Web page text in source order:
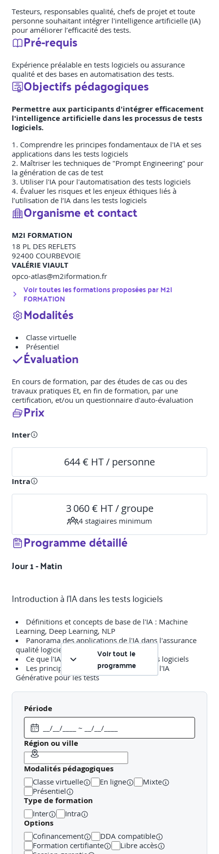
Testeurs, responsables qualité, chefs de projet et toute
personne souhaitant intégrer l'intelligence artificielle (IA)
pour améliorer l’efficacité des tests.
Pré-requis
Expérience préalable en tests logiciels ou assurance
qualité et des bases en automatisation des tests.
Objectifs pédagogiques
Permettre aux participants d'intégrer efficacement
l'intelligence artificielle dans les processus de tests
logiciels.
1. Comprendre les principes fondamentaux de l'IA et ses
applications dans les tests logiciels
2. Maîtriser les techniques de "Prompt Engineering" pour
la génération de cas de test
3. Utiliser l'IA pour l'automatisation des tests logiciels
4. Évaluer les risques et les enjeux éthiques liés à
l’utilisation de l’IA dans les tests logiciels
Organisme et contact
M2I FORMATION
18 PL DES REFLETS
92400 COURBEVOIE
VALÉRIE VIAULT
opco-atlas@m2iformation.fr
Voir toutes les formations proposées parM2I
FORMATION
Modalités
Classe virtuelle
Présentiel
Évaluation
En cours de formation, par des études de cas ou des
travaux pratiques Et, en fin de formation, par une
certification, et/ou un questionnaire d'auto-évaluation
Prix
Inter
644 € HT / personne
Intra
3 060 € HT / groupe
4 stagiaires minimum
Programme détaillé
Jour 1 - Matin
Introduction à l'IA dans les tests logiciels
Définitions et concepts de base de l'IA : Machine
Learning, Deep Learning, NLP
Panorama des applications de l'IA dans l'assurance
qualité logicielle
Ce que l'IA Générative apporte aux tests logiciels
Les principales techniques pour utiliser l'IA
Générative pour les tests
Exemples de travaux pratiques (à titre indicatif)
Exercices pratiques réalisés
Revue et analyse de projets ayant intégré l'IA pour
les tests
Jour 1 - Après-midi
Prompt engineering et génération de cas de tests
Voir tout le
programme
Période
Région ou ville
Modalités pédagogiques
Classe virtuelle En ligne
Mixte
Présentiel
Type de formation
Inter Intra
Options
Cofinancement
DDA compatible
Formation certifiante
Libre accès